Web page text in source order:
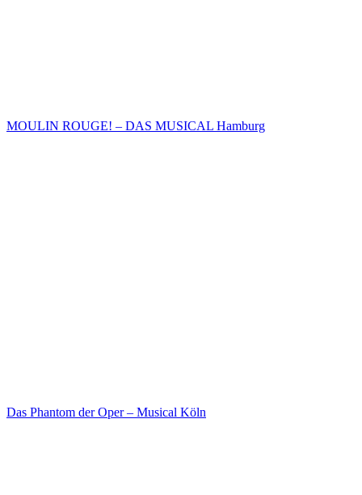
MOULIN ROUGE! – DAS MUSICAL Hamburg
Das Phantom der Oper – Musical Köln